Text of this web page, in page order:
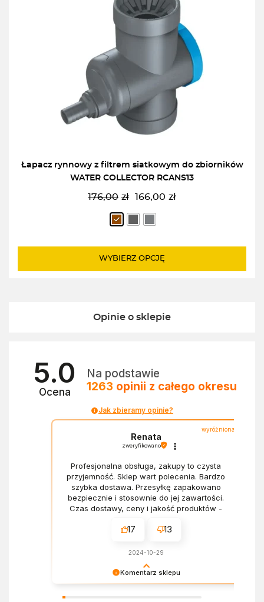
Łapacz rynnowy z filtrem siatkowym do zbiorników
WATER COLLECTOR RCANS13
176,00 zł
Pierwotna
cena
wynosiła:
166,00 zł
Aktualna
cena
wynosi:
WYBIERZ OPCJĘ
Opinie o sklepie
5.0
Ocena
Na podstawie
1263 opinii z całego okresu
Jak zbieramy opinie?
Komentarz sklepu
wyróżniona
Renata
zweryfikowano
Profesjonalna obsługa, zakupy to czysta
przyjemność. Sklep wart polecenia. Bardzo
szybka dostawa. Przesyłkę zapakowano
bezpiecznie i stosownie do jej zawartości.
Czas dostawy, ceny i jakość produktów -
17 13
2024-10-29